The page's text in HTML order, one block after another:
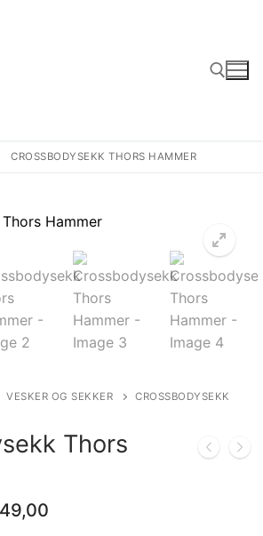
CROSSBODYSEKK THORS HAMMER
VESKER OG SEKKER
CROSSBODYSEKK
Thors